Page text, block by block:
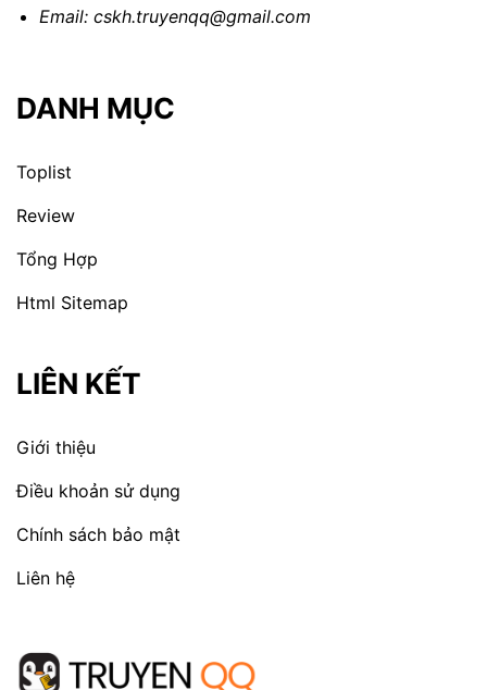
Email: cskh.truyenqq@gmail.com
DANH MỤC
Toplist
Review
Tổng Hợp
Html Sitemap
LIÊN KẾT
Giới thiệu
Điều khoản sử dụng
Chính sách bảo mật
Liên hệ